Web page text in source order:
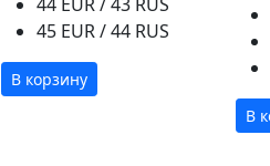
45 EUR / 44 RUS
В корзину
В